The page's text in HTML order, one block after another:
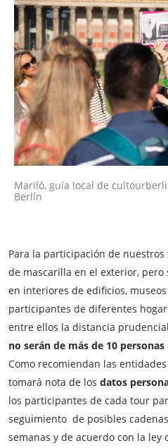
Mariló, guía local de
Berlín
Para la participación de
de mascarilla en el exterior, pero
en interiores de edificios,
participantes de diferentes
entre ellos la distancia
no serán de más de 10 personas
Como recomiendan las
tomará nota de los datos
los participantes de cada tour
seguimiento de posibles
semanas y de acuerdo con la ley